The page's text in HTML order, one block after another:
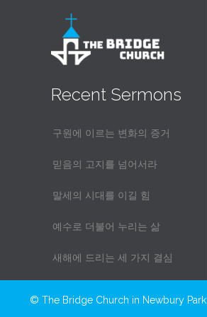
Recent Sermons
구원에 이르는 변화의 증거
믿음의 고지를 넘어서라
말세의 시대를 이길 힘
예수로 더불어 누리는 삶
새해에 드리는 세 가지 결심
© The Bridge Church in Newbury Park